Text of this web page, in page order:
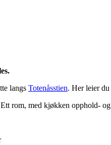
langs Totenåsstien. Her leier du
rom, med kjøkken opphold-